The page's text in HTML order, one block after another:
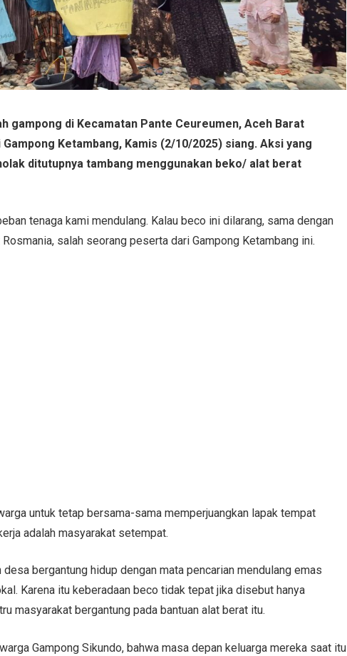
gampong di Kecamatan Pante Ceureumen, Aceh Barat
Ketambang, Kamis (2/10/2025) siang. Aksi yang
ditutupnya tambang menggunakan beko/ alat berat
tenaga kami mendulang. Kalau beco ini dilarang, sama dengan
salah seorang peserta dari Gampong Ketambang ini.
untuk tetap bersama-sama memperjuangkan lapak tempat
adalah masyarakat setempat.
bergantung hidup dengan mata pencarian mendulang emas
Karena itu keberadaan beco tidak tepat jika disebut hanya
masyarakat bergantung pada bantuan alat berat itu.
Gampong Sikundo, bahwa masa depan keluarga mereka saat itu